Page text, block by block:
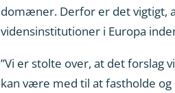
domæner. Derfor er det vigtigt,
vidensinstitutioner i Europa
”Vi er stolte over, at det forslag
kan være med til at fastholde